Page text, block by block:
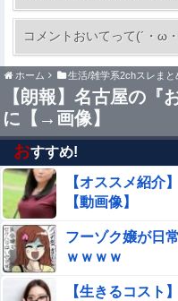
【悲報】医者「娘さ
女さん「人生終わっ
住民「ﾏﾝｼｮﾝｵｰﾅｰが変わ
言われた、とてもじゃな
【閲覧注意】麻薬カルテ
な死に方聞いてない！」
先に帰宅して先に夕飯を
洗うんだけど何度言って
つけておいてくれない。
何回も繰り返す
若者〈転勤本気でイヤだ
もらえるとは思っていな
く場所を決める時代に転機
【朗報】話題作『みい
コメントおいてって(´・ω
ホーム 生活/雑学系2chスレまと
【朗報】名古屋の『
に【→画像】
おすすめ!
【オススメ紹介
【動画像】
フーゾク嬢が日
ｗｗｗｗ
【生きるコスト